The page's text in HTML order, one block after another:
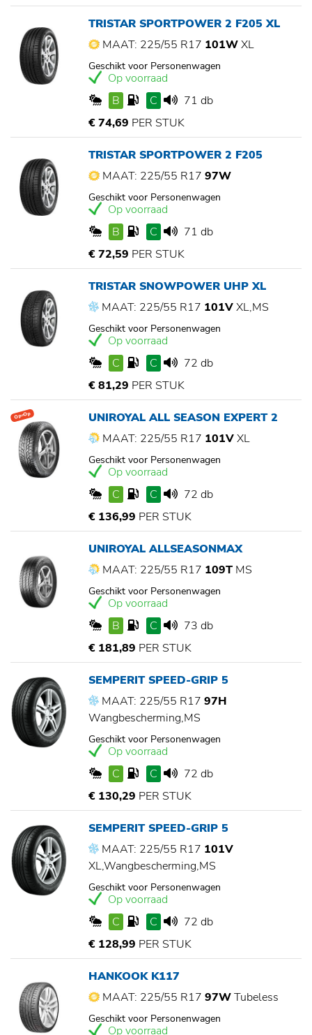
TRISTAR SPORTPOWER 2 F205 XL
MAAT: 225/55 R17 101WXL
Geschikt voor Personenwagen
Op voorraad
B
C
71 db
€ 74,69 PER STUK
TRISTAR SPORTPOWER 2 F205
MAAT: 225/55 R17 97W
Geschikt voor Personenwagen
Op voorraad
B
C
71 db
€ 72,59 PER STUK
TRISTAR SNOWPOWER UHP XL
MAAT: 225/55 R17 101VXL,MS
Geschikt voor Personenwagen
Op voorraad
C
C
72 db
€ 81,29 PER STUK
Op=Op
UNIROYAL ALL SEASON EXPERT 2
MAAT: 225/55 R17 101VXL
Geschikt voor Personenwagen
Op voorraad
C
C
72 db
€ 136,99 PER STUK
UNIROYAL ALLSEASONMAX
MAAT: 225/55 R17 109T MS
Geschikt voor Personenwagen
Op voorraad
B
C
73 db
€ 181,89 PER STUK
SEMPERIT SPEED-GRIP 5
MAAT: 225/55 R17 97H
Wangbescherming,MS
Geschikt voor Personenwagen
Op voorraad
C
C
72 db
€ 130,29 PER STUK
SEMPERIT SPEED-GRIP 5
MAAT: 225/55 R17 101V
XL,Wangbescherming,MS
Geschikt voor Personenwagen
Op voorraad
C
C
72 db
€ 128,99 PER STUK
HANKOOK K117
MAAT: 225/55 R17 97WTubeless
Geschikt voor Personenwagen
Op voorraad